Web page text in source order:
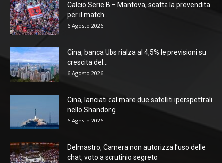
Calcio Serie B – Mantova, scatta la prevendita
per il match...
6 Agosto 2026
Cina, banca Ubs rialza al 4,5% le previsioni su
crescita del...
6 Agosto 2026
Cina, lanciati dal mare due satelliti iperspettrali
nello Shandong
6 Agosto 2026
Delmastro, Camera non autorizza l’uso delle
chat, voto a scrutinio segreto